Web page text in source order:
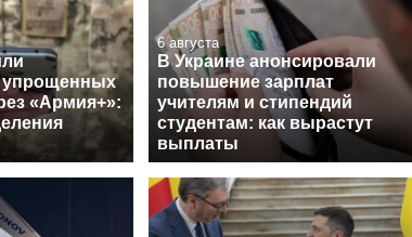
упрощенных
«Армия+»:
6 августа
В Украине анонсировали
повышение зарплат
учителям и стипендий
студентам: как вырастут
выплаты